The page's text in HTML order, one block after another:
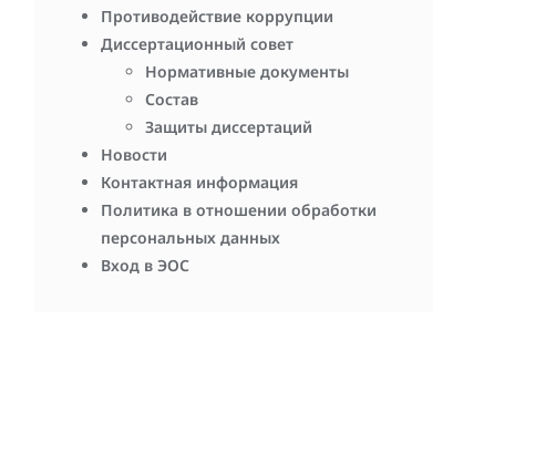
Противодействие коррупции
Диссертационный совет
Нормативные документы
Состав
Защиты диссертаций
Новости
Контактная информация
Политика в отношении обработки
персональных данных
Вход в ЭОС